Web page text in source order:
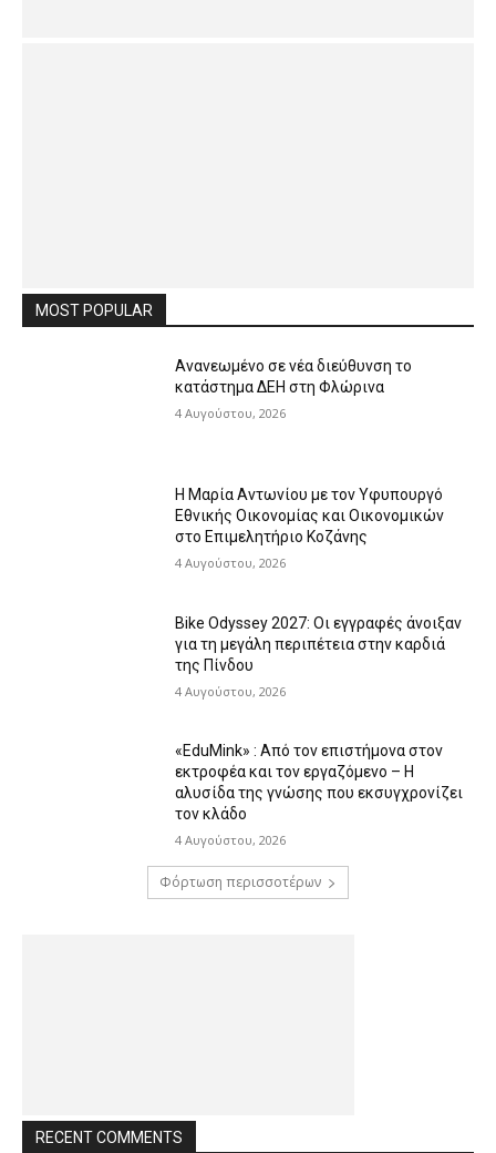
MOST POPULAR
Ανανεωμένο σε νέα διεύθυνση το
κατάστημα ΔΕΗ στη Φλώρινα
4 Αυγούστου, 2026
Η Μαρία Αντωνίου με τον Υφυπουργό
Εθνικής Οικονομίας και Οικονομικών
στο Επιμελητήριο Κοζάνης
4 Αυγούστου, 2026
Bike Odyssey 2027: Οι εγγραφές άνοιξαν
για τη μεγάλη περιπέτεια στην καρδιά
της Πίνδου
4 Αυγούστου, 2026
«EduMink» : Από τον επιστήμονα στον
εκτροφέα και τον εργαζόμενο – Η
αλυσίδα της γνώσης που εκσυγχρονίζει
τον κλάδο
4 Αυγούστου, 2026
Φόρτωση περισσοτέρων
RECENT COMMENTS